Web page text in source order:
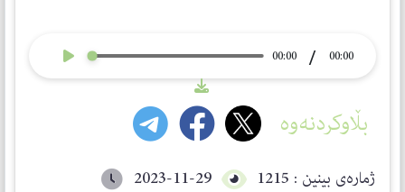
00:00
/
00:00
بڵاوکردنەوە
ژمارەی بینین : 1215 2023-11-29